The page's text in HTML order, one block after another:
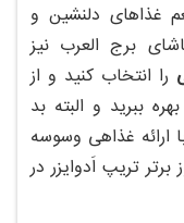
غذاهای دلنشین و
برج العرب نیز
را انتخاب کنید و از
ببرید و البته بد
ارائه غذاهی وسوسه
تریپ اَدوایزر در